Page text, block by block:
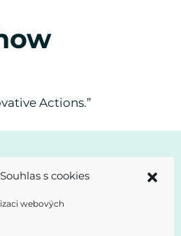
s cookies
webových
Actions.”